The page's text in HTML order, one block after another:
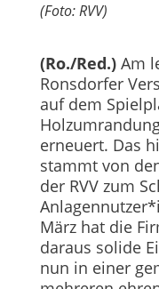
(Foto: RVV)
(Ro./Red.)Am
Ronsdorfer
auf dem
erneuert. Das
stammt von
der RVV zum
März hat die
daraus solide
nun in einer